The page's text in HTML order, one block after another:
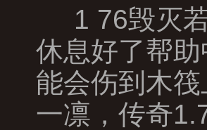
1 76毁灭
休息好了帮
能会伤到木
一凛，传奇